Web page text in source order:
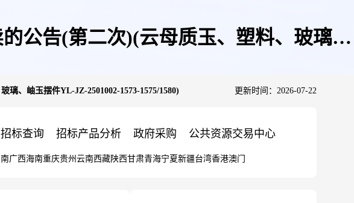
公告(第二次)(云母质玉、塑料、玻璃、
、岫玉摆件YL-JZ-2501002-1573-1575/1580) 更新时间：2026-07-22
标查询 招标产品分析 政府采购 公共资源交易中心
广西海南重庆贵州 云南西藏陕西甘肃青海宁夏新疆台湾香港澳门